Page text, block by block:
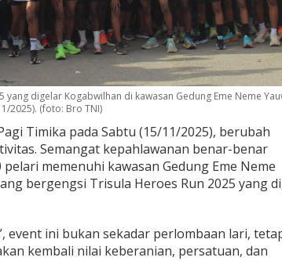
yang digelar Kogabwilhan di kawasan Gedung Eme Neme
2025). (foto: Bro TNI)
Timika pada Sabtu (15/11/2025), berubah
Semangat kepahlawanan benar-benar
memenuhi kawasan Gedung Eme Neme
bergengsi Trisula Heroes Run 2025 yang
event ini bukan sekadar perlombaan lari,
kembali nilai keberanian, persatuan, dan